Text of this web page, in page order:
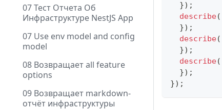
07 Тест Отчета Об
Инфраструктуре NestJS App
07 Use env model and config
model
08 Возвращает all feature
options
09 Возвращает markdown-
отчёт инфраструктуры
}) ;
describe(
}) ;
describe(
}) ;
describe(
}) ;
}) ;